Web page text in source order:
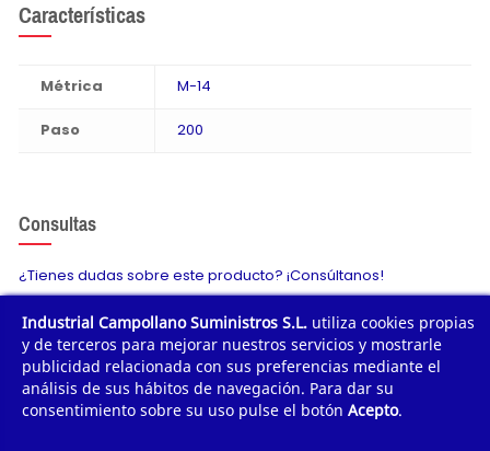
Características
Métrica M-14
Paso 200
Consultas
¿Tienes dudas sobre este producto? ¡Consúltanos!
Envíanos tu consulta
Industrial Campollano Suministros S.L. utiliza cookies propias
y de terceros para mejorar nuestros servicios y mostrarle
publicidad relacionada con sus preferencias mediante el
análisis de sus hábitos de navegación. Para dar su
consentimiento sobre su uso pulse el botón Acepto.